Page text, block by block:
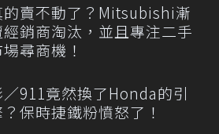
的賣不動了？Mitsubishi漸
經銷商淘汰，並且專注二手
尋商機！
／911竟然換了Honda的引
保時捷鐵粉憤怒了！